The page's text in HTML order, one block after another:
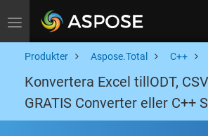
Toggle navigation
Produkter Aspose.Total C++
Konvertera Excel tillODT,
GRATIS Converter eller C++